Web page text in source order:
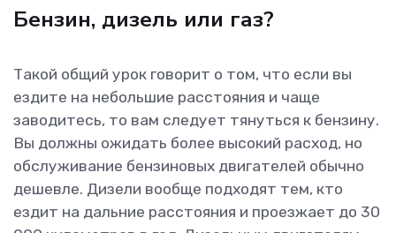
Бензин, дизель или газ?
Такой общий урок говорит о том, что если вы
ездите на небольшие расстояния и чаще
заводитесь, то вам следует тянуться к бензину.
Вы должны ожидать более высокий расход, но
обслуживание бензиновых двигателей обычно
дешевле. Дизели вообще подходят тем, кто
ездит на дальние расстояния и проезжает до 30